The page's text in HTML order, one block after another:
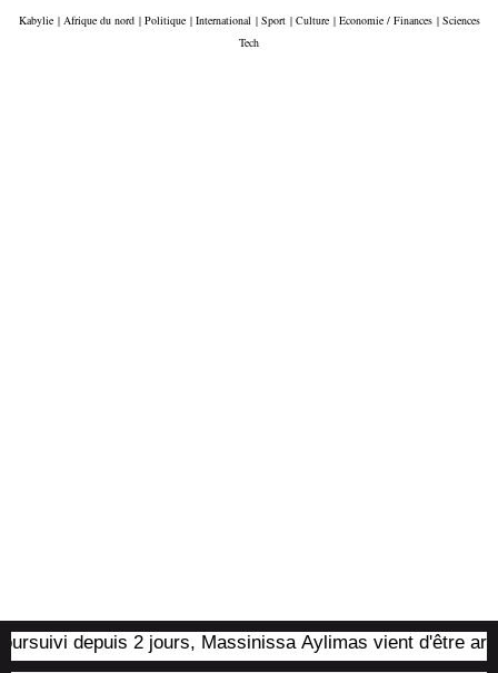
Kabylie | Afrique du nord | Politique | International | Sport | Culture | Economie / Finances | Sciences
Tech
depuis 2 jours, Massinissa Aylimas vient d'être